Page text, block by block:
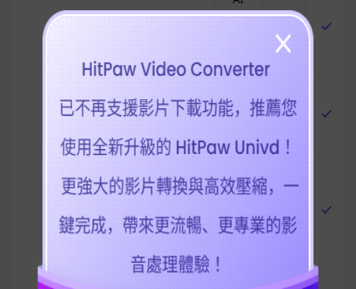
最新亮點
語音
人臉
自動
畫面